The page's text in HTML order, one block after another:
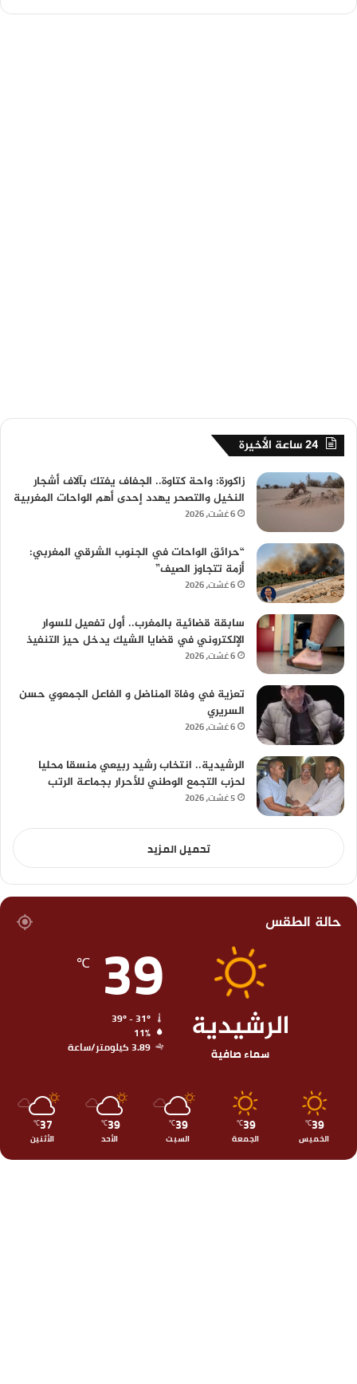
24 ساعة الأخيرة
زاكورة: واحة كتاوة.. الجفاف يفتك بآلاف أشجار
النخيل والتصحر يهدد إحدى أهم الواحات المغربية
6 غشت، 2026
“حرائق الواحات في الجنوب الشرقي المغربي:
أزمة تتجاوز الصيف”
6 غشت، 2026
سابقة قضائية بالمغرب.. أول تفعيل للسوار
الإلكتروني في قضايا الشيك يدخل حيز التنفيذ
6 غشت، 2026
تعزية في وفاة المناضل و الفاعل الجمعوي حسن
السريري
6 غشت، 2026
الرشيدية.. انتخاب رشيد ربيعي منسقا محليا
لحزب التجمع الوطني للأحرار بجماعة الرتب
5 غشت، 2026
تحميل المزيد
حالة الطقس
الرشيدية
سماء صافية
39
℃
11%
3.89 كيلومتر/ساعة
39
℃
الخميس
39
℃
الجمعة
39
℃
السبت
39
℃
الأحد
37
℃
الأثنين